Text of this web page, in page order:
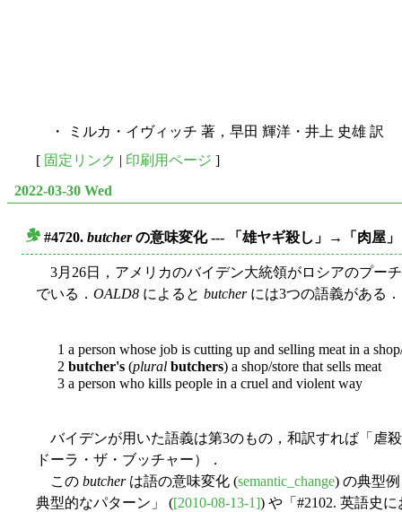
・ ミルカ・イヴィッチ 著，早田 輝洋・井上 史雄 訳
[ 固定リンク | 印刷用ページ ]
2022-03-30 Wed
#4720. butcherの意味変化 --- 「雄ヤギ殺し」→「肉屋
3月26日，アメリカのバイデン大統領がロシアのプー
でいる． OALD8 によると butcherには3つの語義がある．
1 a person whose job is cutting up and selling meat in a
2 butcher's (plural butchers) a shop/store that sells meat
3 a person who kills people in a cruel and violent way
バイデンが用いた語義は第3のもの，和訳すれば「虐
ドーラ・ザ・ブッチャー）．
この butcherは語の意味変化 (semantic_change) の典型
典型的なパターン」 ([2010-08-13-1]) や「#2102. 英語史